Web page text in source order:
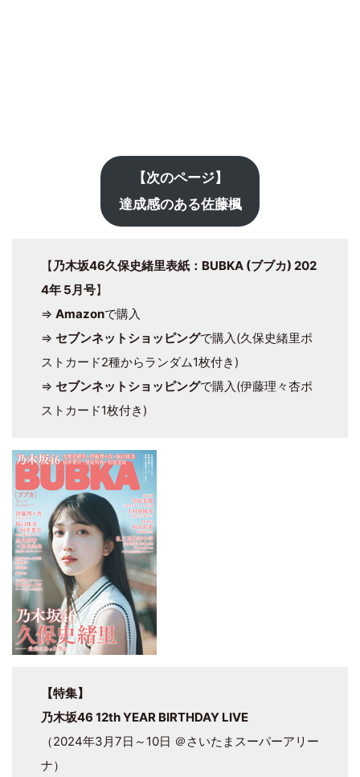
【次のページ】
達成感のある佐藤楓
【 乃木坂46久保史緒里表紙：BUBKA (ブブカ) 202
4年 5月号】
⇒ Amazonで購入
⇒ セブンネットショッピングで購入(久保史緒里ポ
ストカード2種からランダム1枚付き)
⇒ セブンネットショッピングで購入(伊藤理々杏ポ
ストカード1枚付き)
【特集】
乃木坂46 12th YEAR BIRTHDAY LIVE
（2024年3月7日～10日 ＠さいたまスーパーアリー
ナ）